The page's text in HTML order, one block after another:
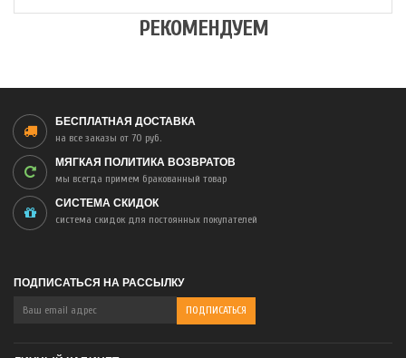
РЕКОМЕНДУЕМ
БЕСПЛАТНАЯ ДОСТАВКА
на все заказы от 70 руб.
МЯГКАЯ ПОЛИТИКА ВОЗВРАТОВ
мы всегда примем бракованный товар
СИСТЕМА СКИДОК
система скидок для постоянных покупателей
ПОДПИСАТЬСЯ НА РАССЫЛКУ